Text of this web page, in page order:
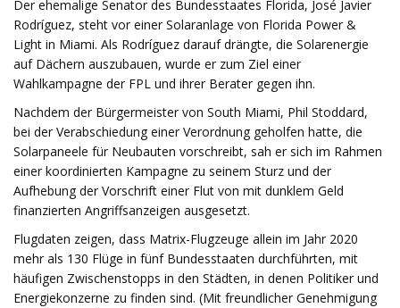
Der ehemalige Senator des Bundesstaates Florida, José Javier
Rodríguez, steht vor einer Solaranlage von Florida Power &
Light in Miami. Als Rodríguez darauf drängte, die Solarenergie
auf Dächern auszubauen, wurde er zum Ziel einer
Wahlkampagne der FPL und ihrer Berater gegen ihn.
Nachdem der Bürgermeister von South Miami, Phil Stoddard,
bei der Verabschiedung einer Verordnung geholfen hatte, die
Solarpaneele für Neubauten vorschreibt, sah er sich im Rahmen
einer koordinierten Kampagne zu seinem Sturz und der
Aufhebung der Vorschrift einer Flut von mit dunklem Geld
finanzierten Angriffsanzeigen ausgesetzt.
Flugdaten zeigen, dass Matrix-Flugzeuge allein im Jahr 2020
mehr als 130 Flüge in fünf Bundesstaaten durchführten, mit
häufigen Zwischenstopps in den Städten, in denen Politiker und
Energiekonzerne zu finden sind. (Mit freundlicher Genehmigung